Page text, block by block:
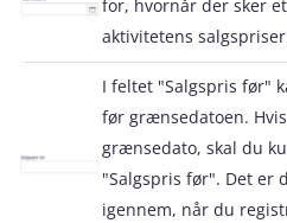
for, hvornår der sker
aktivitetens
I feltet "Salgspris før"
før grænsedatoen.
grænsedato, skal du
"Salgspris før". Det er
igennem, når du